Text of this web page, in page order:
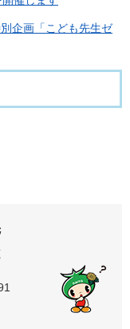
企画「こども先生ゼ